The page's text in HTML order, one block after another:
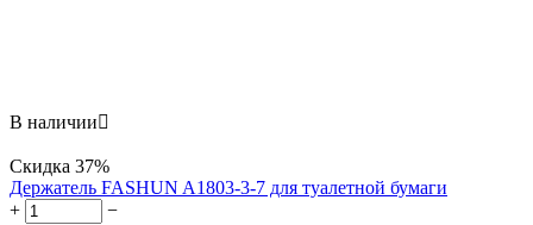
В наличии
Скидка 37%
Держатель FASHUN A1803-3-7 для туалетной бумаги
+
−